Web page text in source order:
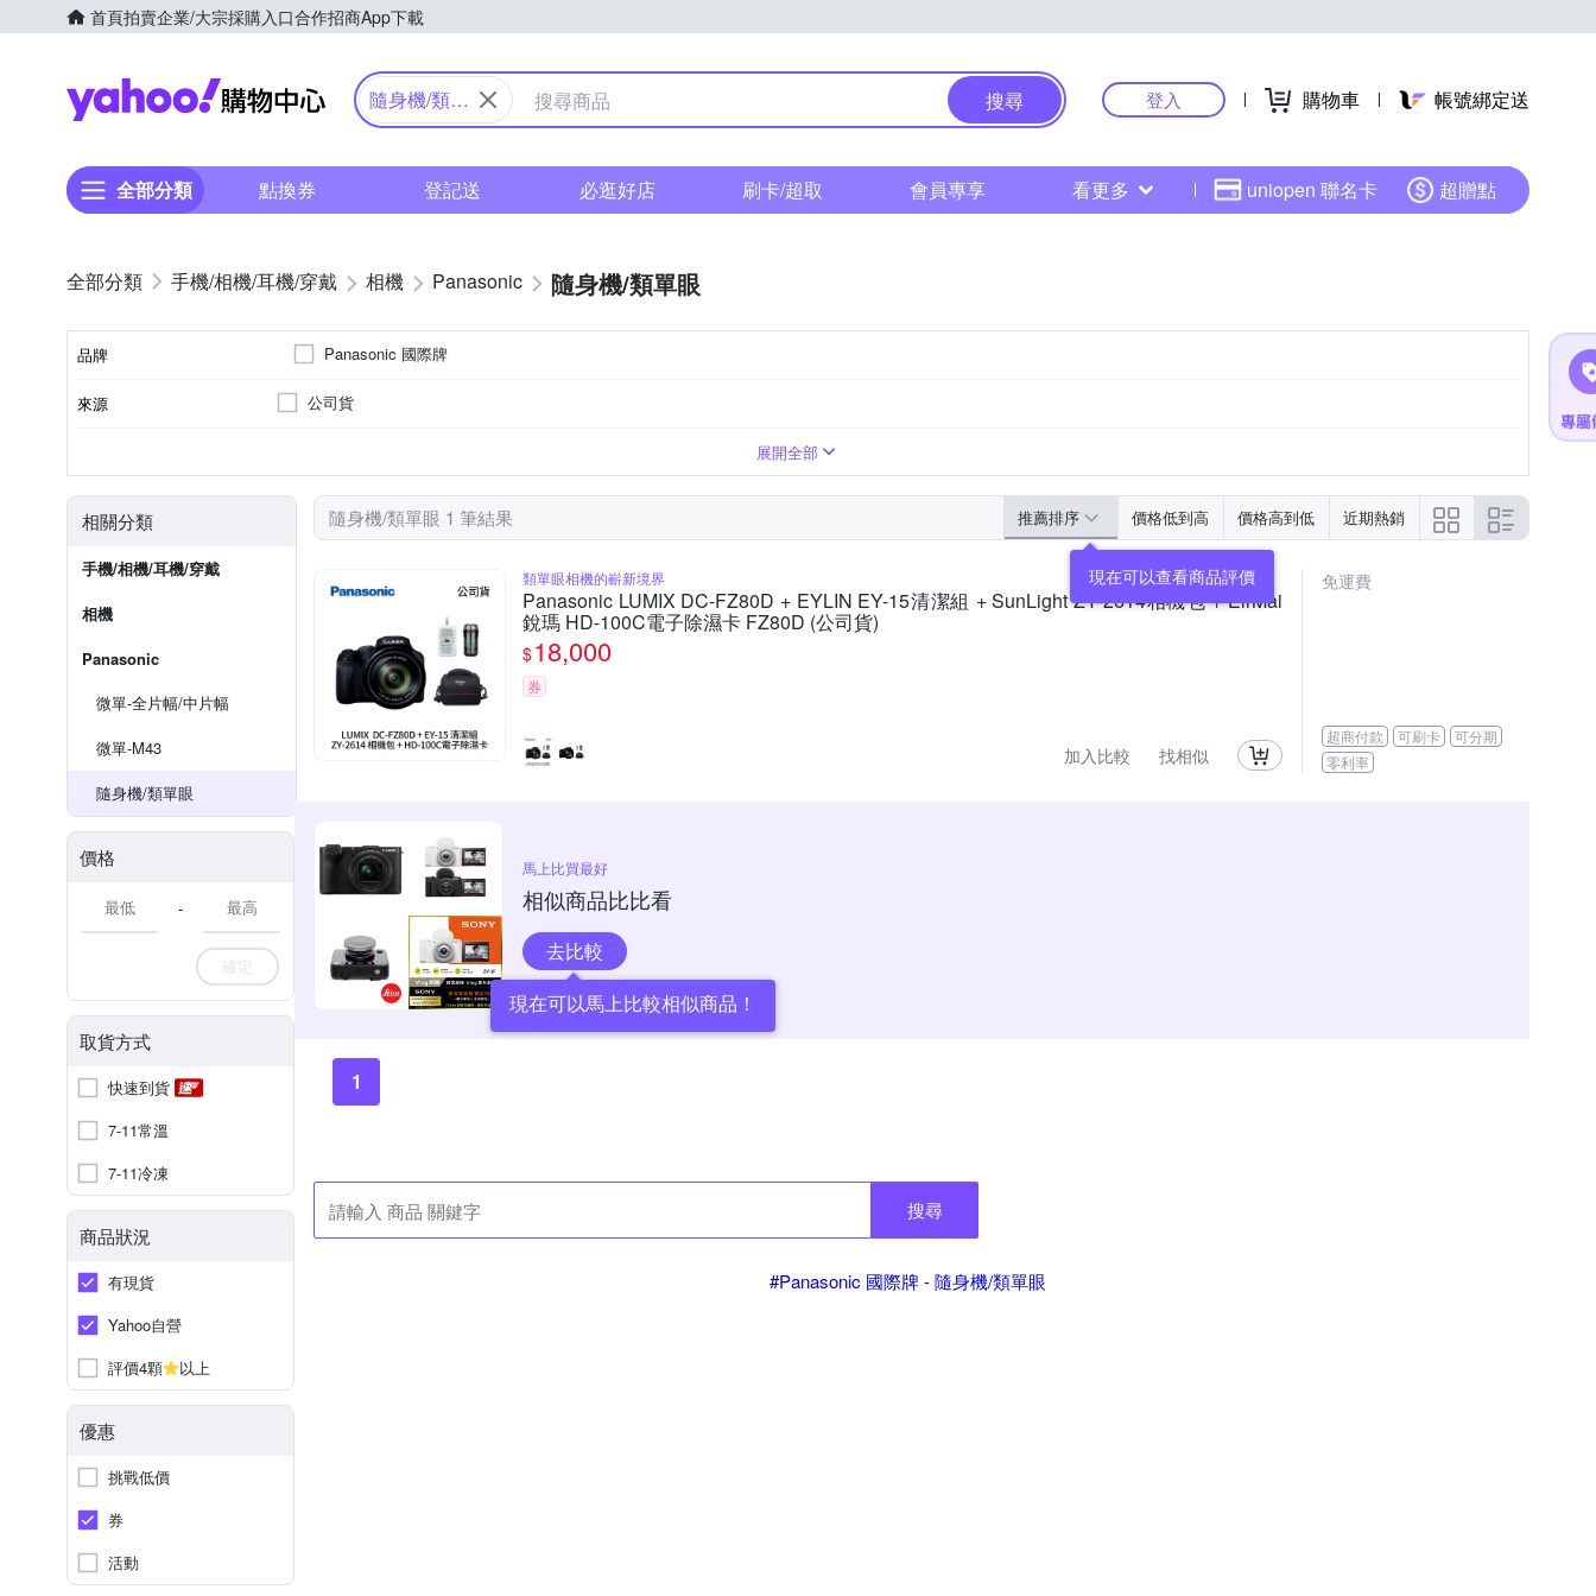
首頁拍賣企業/大宗採購入口合作招商App下載
Yahoo購物中心
隨身機/類單
搜尋 登入 購物車 帳號綁定送
全部分類 點換券 登記送 必逛好店 刷卡/超取 會員專享 看更多 uniopen 聯名卡 超贈點
手機/相機/耳機/穿戴 相機 Panasonic 隨身機/類單眼
品牌 Panasonic 國際牌
來源 公司貨
展開全部
相關分類
手機/相機/耳機/穿戴
相機
Panasonic
微單-全片幅/中片幅
微單-M43
隨身機/類單眼
價格
-
確定
取貨方式
快速到貨
7-11常溫
7-11冷凍
商品狀況
有現貨
Yahoo自營
評價4顆
以上
優惠
挑戰低價
券
活動
隨身機/類單眼 1 筆結果 推薦排序 價格低到高 價格高到低 近期熱銷
現在可以查看商品評價
類單眼相機的嶄新境界
Panasonic LUMIX DC-FZ80D + EYLIN EY-15清潔組 + SunLight ZY-2614相機包 + EirMai
銳瑪 HD-100C電子除濕卡 FZ80D (公司貨)
$18,000
券
加入比較 找相似
免運費
超商付款 可刷卡
可分期
零利率
馬上比買最好
相似商品比比看
去比較
現在可以馬上比較相似商品！
1
搜尋
#Panasonic 國際牌 - 隨身機/類單眼